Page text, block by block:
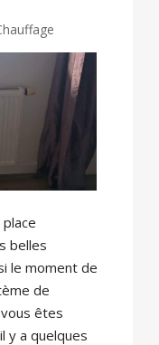
belles
le moment de
de
êtes
y a quelques